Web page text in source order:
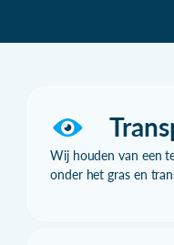
Wij houden van een
onder het gras en